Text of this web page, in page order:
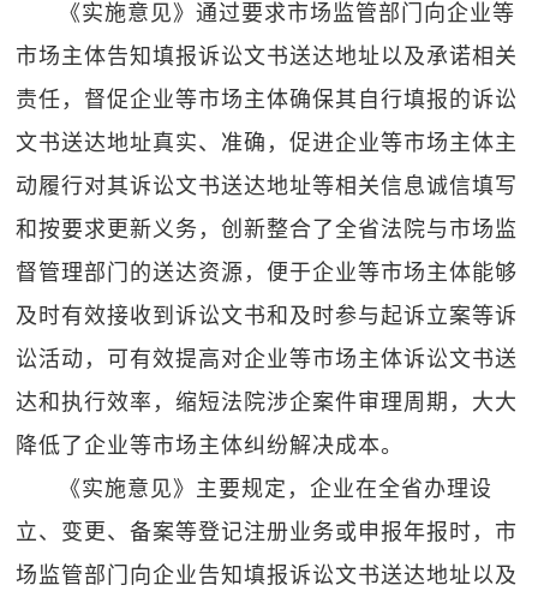
《实施意见》通过要求市场监管部门向企业等
市场主体告知填报诉讼文书送达地址以及承诺相关
责任，督促企业等市场主体确保其自行填报的诉讼
文书送达地址真实、准确，促进企业等市场主体主
动履行对其诉讼文书送达地址等相关信息诚信填写
和按要求更新义务，创新整合了全省法院与市场监
督管理部门的送达资源，便于企业等市场主体能够
及时有效接收到诉讼文书和及时参与起诉立案等诉
讼活动，可有效提高对企业等市场主体诉讼文书送
达和执行效率，缩短法院涉企案件审理周期，大大
降低了企业等市场主体纠纷解决成本。
《实施意见》主要规定，企业在全省办理设
立、变更、备案等登记注册业务或申报年报时，市
场监管部门向企业告知填报诉讼文书送达地址以及